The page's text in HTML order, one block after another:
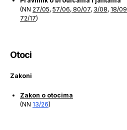
(NN 27/05, 57/06, 80/07, 3/08, 18/09
72/17)
Otoci
Zakoni
Zakon o otocima
(NN 13/26)